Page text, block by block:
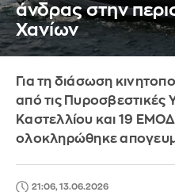
άνδρας στην
Χανίων
Για τη διάσωση
από τις Πυροσβεστικές
Καστελλίου και 19
ολοκληρώθηκε
21:06, 13.06.2026